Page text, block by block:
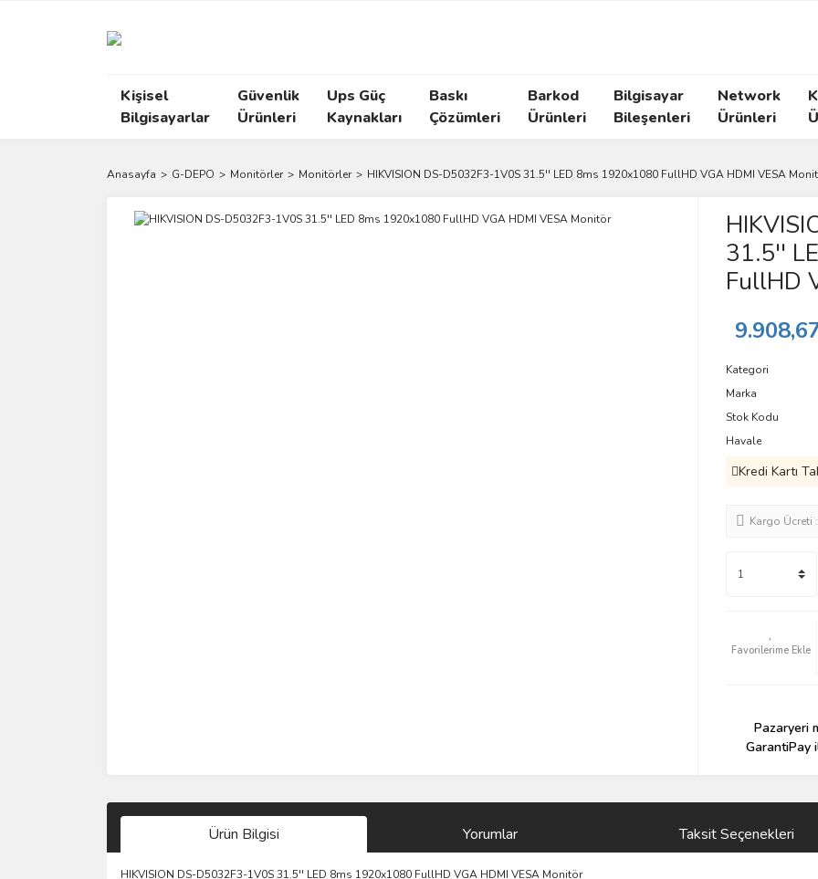
Kişisel
Bilgisayarlar
Güvenlik
Ürünleri
Ups Güç
Kaynakları
Baskı
Çözümleri
Barkod
Ürünleri
Bilgisayar
Bileşenleri
Network
Ürünleri
Anasayfa G-DEPO Monitörler Monitörler HIKVISION DS-D5032F3-1V0S 31.5'' LED 8ms 1920x1080 FullHD VGA HDMI VESA
31.5''
FullHD
Kategori
Marka
Stok Kodu
Havale
Kredi Kartı
Kargo Ücreti
Pazaryeri
GarantiPay
Ürün Bilgisi Yorumlar Taksit Seçenekleri
HIKVISION DS-D5032F3-1V0S 31.5'' LED 8ms 1920x1080 FullHD VGA HDMI VESA Monitör